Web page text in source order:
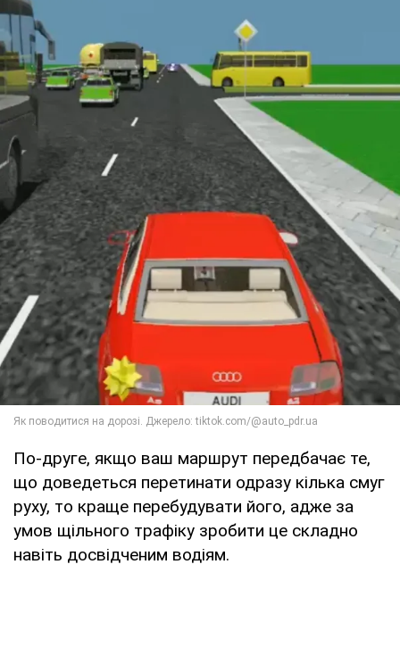
По-друге, якщо ваш маршрут передбачає те,
що доведеться перетинати одразу кілька смуг
руху, то краще перебудувати його, адже за
умов щільного трафіку зробити це складно
навіть досвідченим водіям.